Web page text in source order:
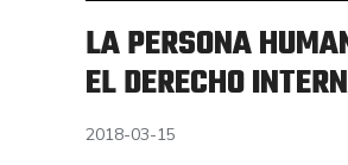
LA PERSONA
EL DERECHO
2018-03-15